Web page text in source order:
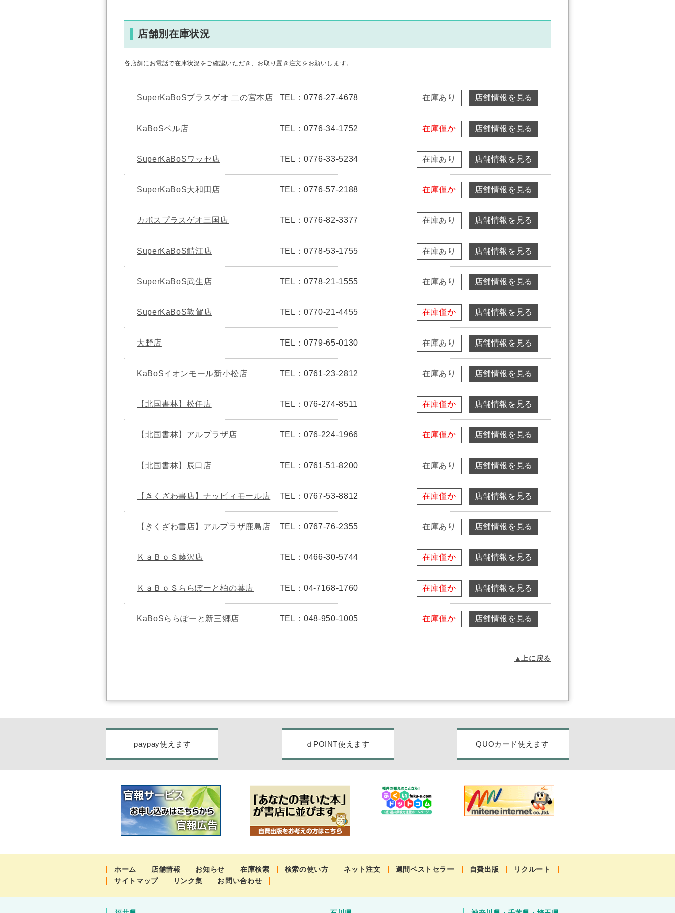
店舗別在庫状況
各店舗にお電話で在庫状況をご確認いただき、お取り置き注文をお願いします。
SuperKaBoSプラスゲオ 二の宮本店 TEL：0776-27-4678 店舗情報を見る
在庫あり
KaBoSベル店 TEL：0776-34-1752 店舗情報を見る
在庫僅か
SuperKaBoSワッセ店 TEL：0776-33-5234 店舗情報を見る
在庫あり
SuperKaBoS大和田店 TEL：0776-57-2188 店舗情報を見る
在庫僅か
カボスプラスゲオ三国店 TEL：0776-82-3377 店舗情報を見る
在庫あり
SuperKaBoS鯖江店 TEL：0778-53-1755 店舗情報を見る
在庫あり
SuperKaBoS武生店 TEL：0778-21-1555 店舗情報を見る
在庫あり
SuperKaBoS敦賀店 TEL：0770-21-4455 店舗情報を見る
在庫僅か
大野店 TEL：0779-65-0130 店舗情報を見る
在庫あり
KaBoSイオンモール新小松店 TEL：0761-23-2812 店舗情報を見る
在庫あり
【北国書林】松任店 TEL：076-274-8511 店舗情報を見る
在庫僅か
【北国書林】アルプラザ店 TEL：076-224-1966 店舗情報を見る
在庫僅か
【北国書林】辰口店 TEL：0761-51-8200 店舗情報を見る
在庫あり
【きくざわ書店】ナッピィモール店 TEL：0767-53-8812 店舗情報を見る
在庫僅か
【きくざわ書店】アルプラザ鹿島店 TEL：0767-76-2355 店舗情報を見る
在庫あり
ＫａＢｏＳ藤沢店 TEL：0466-30-5744 店舗情報を見る
在庫僅か
ＫａＢｏＳららぽーと柏の葉店 TEL：04-7168-1760 店舗情報を見る
在庫僅か
KaBoSららぽーと新三郷店 TEL：048-950-1005 店舗情報を見る
在庫僅か
▲上に戻る
paypay使えます ｄPOINT使えます QUOカード使えます
ホーム 店舗情報 お知らせ 在庫検索 検索の使い方 ネット注文 週間ベストセラー 自費出版
リクルート
サイトマップ
リンク集 お問い合わせ